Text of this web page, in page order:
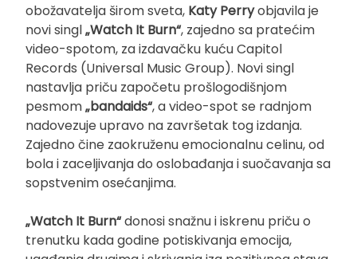
obožavatelja širom sveta, Katy Perryobjavila je
novi singl„Watch It Burn“, zajedno sa pratećim
video-spotom, za izdavačku kuću Capitol
Records (Universal Music Group). Novi singl
nastavlja priču započetu prošlogodišnjom
pesmom„bandaids“, a video-spot se radnjom
nadovezuje upravo na završetak tog izdanja.
Zajedno čine zaokruženu emocionalnu celinu, od
bola i zaceljivanja do oslobađanja i suočavanja sa
sopstvenim osećanjima.
„Watch It Burn“donosi snažnu i iskrenu priču o
trenutku kada godine potiskivanja emocija,